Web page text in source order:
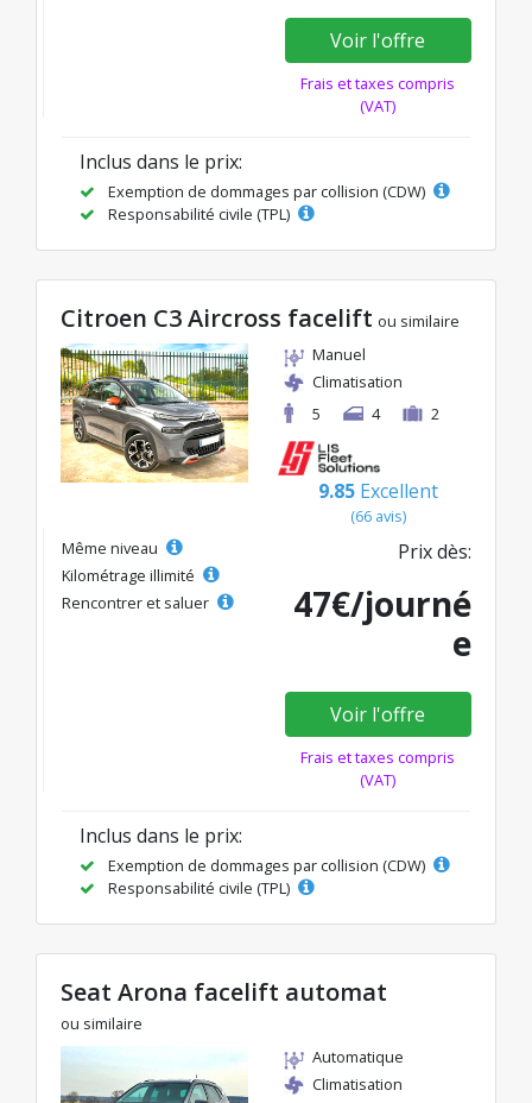
Voir l'offre
Frais et taxes compris
(VAT)
Inclus dans le prix:
Exemption de dommages par collision (CDW)
Responsabilité civile (TPL)
Citroen C3 Aircross facelift ou similaire
Manuel
Climatisation
5
4 2
9.85 Excellent
(66 avis)
Même niveau
Kilométrage illimité
Rencontrer et saluer
Prix dès:
47€/journé
e
Voir l'offre
Frais et taxes compris
(VAT)
Inclus dans le prix:
Exemption de dommages par collision (CDW)
Responsabilité civile (TPL)
Seat Arona facelift automat
ou similaire
Automatique
Climatisation